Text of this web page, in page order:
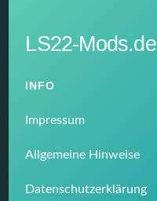
LS22-Mods.de
INFO
Impressum
Allgemeine Hinweise
Datenschutzerklärung